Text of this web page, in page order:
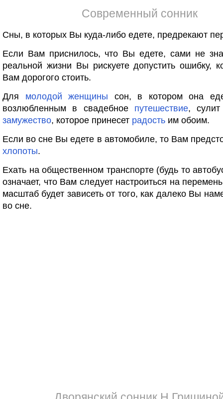
Современный сонник
Сны, в которых Вы куда-либо едете, предрекают
Если Вам приснилось, что Вы едете, сами не
реальной жизни Вы рискуете допустить ошибку,
Вам дорогого стоить.
Для молодой женщины сон, в котором она
возлюбленным в свадебное путешествие,
замужество, которое принесет радость им обоим.
Если во сне Вы едете в автомобиле, то Вам
хлопоты.
Ехать на общественном транспорте (будь то
означает, что Вам следует настроиться на
масштаб будет зависеть от того, как далеко Вы
во сне.